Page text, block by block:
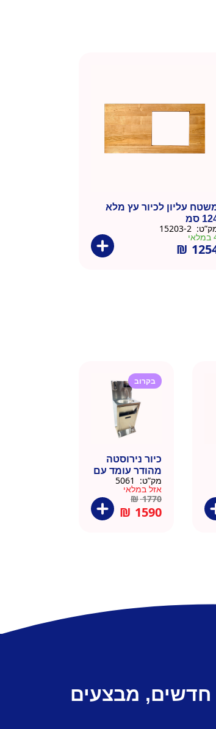
עליון לכיור עץ מלא
סמ
₪
בקרוב
כיור נירוסטה
מהודר עומד עם
פח אשפה
ברצלונה
מק”ט:
אזל במלאי
₪1770
₪ 1590
חדשים, מבצעים